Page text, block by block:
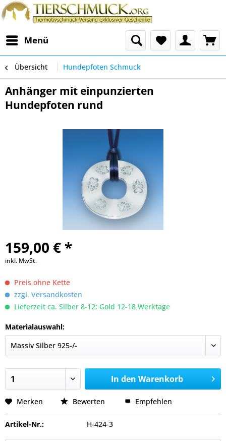
Menü
Übersicht Hundepfoten Schmuck
Anhänger mit einpunzierten
Hundepfoten rund
159,00 € *
inkl. MwSt.
Preis ohne Kette
zzgl. Versandkosten
Lieferzeit ca. Silber 8-12; Gold 12-18 Werktage
Materialauswahl:
In den Warenkorb
Merken Bewerten Empfehlen
Artikel-Nr.: H-424-3